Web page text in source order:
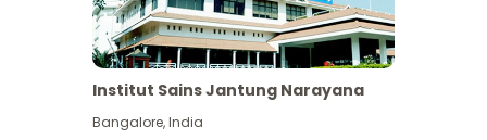
Institut Sains Jantung Narayana
Bangalore,India